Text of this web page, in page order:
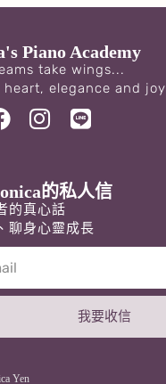
Piano Academy
take wings...
heart, elegance and joy
的私人信
的真心話
聊身心靈成長
我要收信
Yen